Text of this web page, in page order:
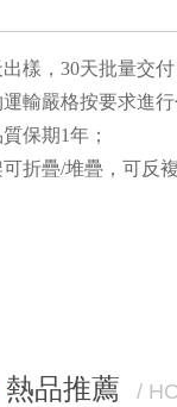
出樣，30天批量交
輸嚴格按要求進
保期1年；
折疊/堆疊，可反
熱品推薦 /